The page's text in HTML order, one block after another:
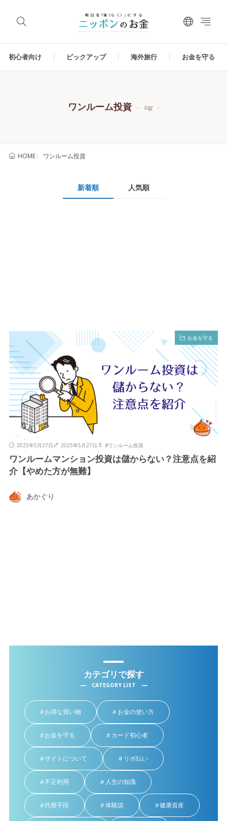
初心者向け ピックアップ 海外旅行 お金を守る
ワンルーム投資 tag
HOME ワンルーム投資
新着順 人気順
お金を守る
2025年5月27日 2025年5月27日 #ワンルーム投資
ワンルームマンション投資は儲からない？注意点を紹
介【やめた方が無難】
あかぐり
カテゴリで探す
CATEGORY LIST
お得な買い物 お金の使い方
お金を守る カード初心者
サイトについて リボ払い
不正利用 人生の知識
代替手段 体験談 健康資産